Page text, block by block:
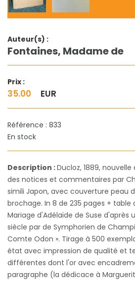
Auteur(s) :
Fontaines, Madame de
Prix :
35.00 EUR
Référence : 833
En stock
Description :Ducloz, 1889,
des notices et commentaires par
simili Japon, avec couverture peau
brochage. In 8 de 235 pages + table
Mariage d'Adélaïde de Suse d'après
siècle par de Symphorien de
Comte Odon ». Tirage à 500
état avec impression de qualité et
différentes dont l'or avec
paragraphe (la dédicace à